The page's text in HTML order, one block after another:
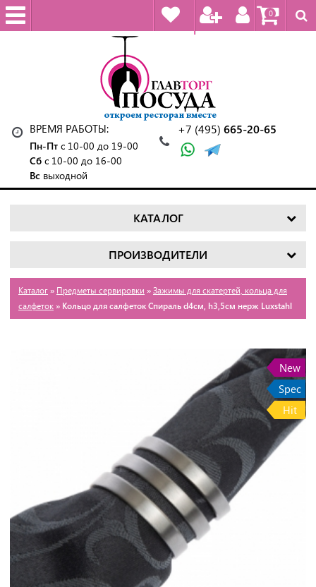
0
ВРЕМЯ РАБОТЫ:
Пн-Пт с 10-00 до 19-00
Сб с 10-00 до 16-00
Вс выходной
+7 (495) 665-20-65
КАТАЛОГ
ПРОИЗВОДИТЕЛИ
Каталог » Предметы сервировки » Зажимы для скатертей, кольца для
салфеток » Кольцо для салфеток Спираль d4см, h3,5см нерж Luxstahl
New
Spec
Hit